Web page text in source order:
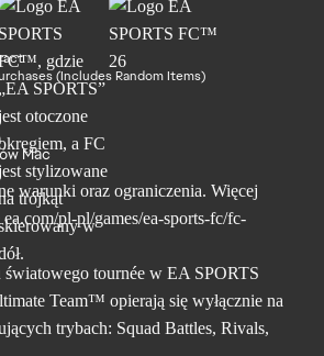
(Includes Random Items)
Mac
warunki oraz ograniczenia. Więcej
pl-pl/games/ea-sports-fc/fc-
tournée w EA SPORTS
Team™ opierają się wyłącznie na
trybach: Squad Battles, Rivals,